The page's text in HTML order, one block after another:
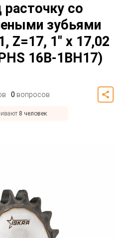
со
зубьями
Z=17, 1" x 17,02
16B-1BH17)
0 вопросов
8 человек